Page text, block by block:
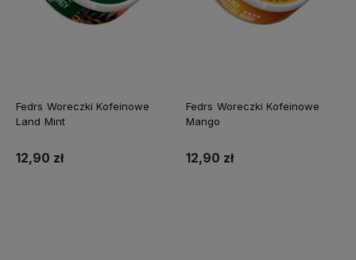
Fedrs Woreczki Kofeinowe
Land Mint
12,90 zł
Fedrs Woreczki Kofeinowe
Mango
12,90 zł